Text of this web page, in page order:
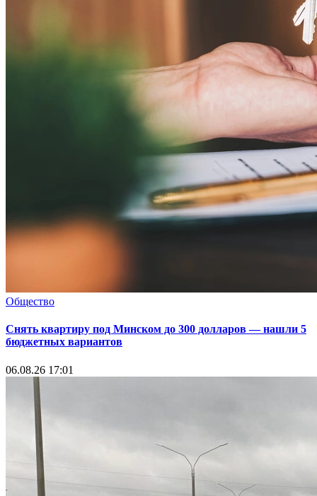
Общество
Снять квартиру под Минском до 300 долларов — нашли 5
бюджетных вариантов
06.08.26 17:01